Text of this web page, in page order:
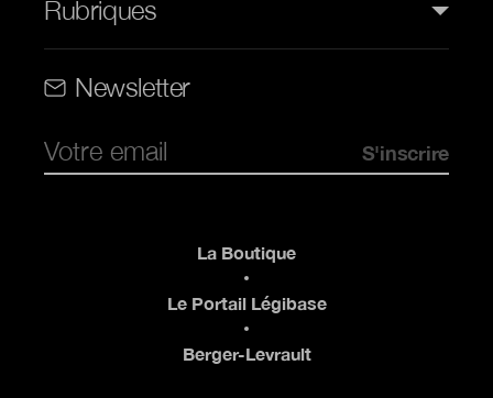
Rubriques
Newsletter
La Boutique
Le Portail Légibase
Berger-Levrault